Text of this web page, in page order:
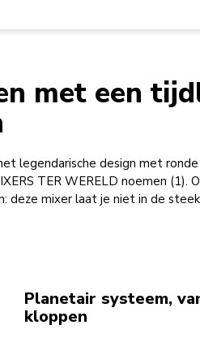
met een
legendarische design met
TER WERELD noemen (1).
deze mixer laat je niet in de
Planetair systeem,
kloppen